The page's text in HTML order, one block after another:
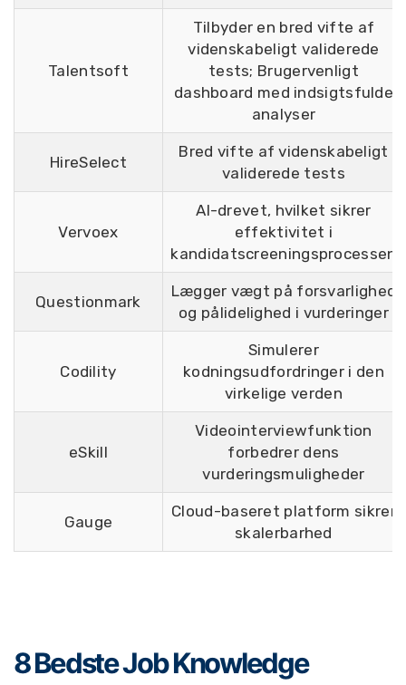
Talentsoft
Tilbyder en bred vifte af
videnskabeligt validerede
tests; Brugervenligt
dashboard med indsigtsfulde
analyser
HireSelect
Bred vifte af videnskabeligt
validerede tests
Vervoex
AI-drevet, hvilket sikrer
effektivitet i
kandidatscreeningsprocessen
Questionmark
Lægger vægt på forsvarlighed
og pålidelighed i vurderinger
Codility
Simulerer
kodningsudfordringer i den
virkelige verden
eSkill
Videointerviewfunktion
forbedrer dens
vurderingsmuligheder
Gauge
Cloud-baseret platform sikrer
skalerbarhed
8 Bedste Job Knowledge